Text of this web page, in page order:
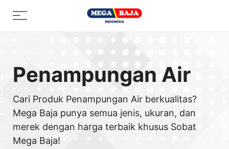
Menu
Penampungan Air
Cari Produk Penampungan Air berkualitas?
Mega Baja punya semua jenis, ukuran, dan
merek dengan harga terbaik khusus Sobat
Mega Baja!